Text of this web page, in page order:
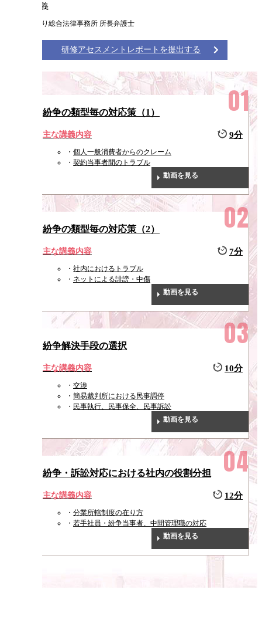
本杉 明義
麹町大通り総合法律事務所 所長弁護士
研修アセスメントレポートを提出する
紛争の類型毎の対応策（1）
主な講義内容 9分
個人一般消費者からのクレーム
契約当事者間のトラブル
動画を見る
紛争の類型毎の対応策（2）
主な講義内容 7分
社内におけるトラブル
ネットによる誹謗・中傷
動画を見る
紛争解決手段の選択
主な講義内容 10分
交渉
簡易裁判所における民事調停
民事執行、民事保全、民事訴訟
動画を見る
紛争・訴訟対応における社内の役割分担
主な講義内容 12分
分業所轄制度の在り方
若手社員・紛争当事者、中間管理職の対応
動画を見る